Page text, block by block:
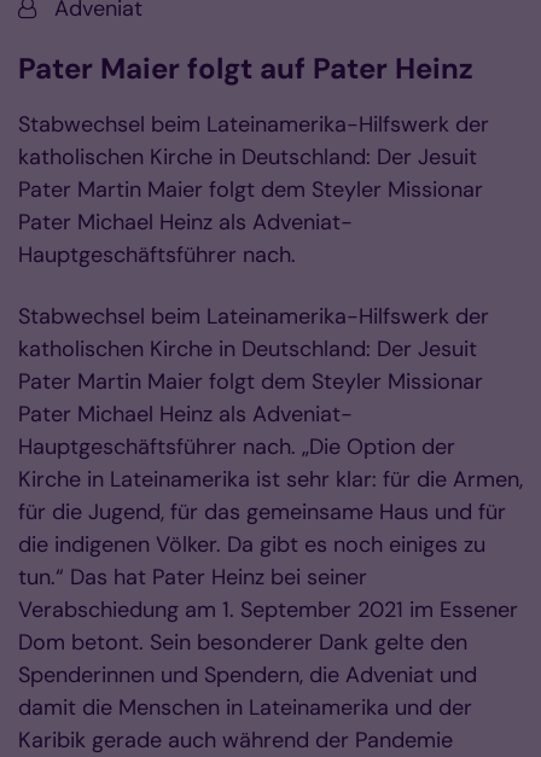
Von:Adveniat
Pater Maier folgt auf Pater Heinz
Stabwechsel beim Lateinamerika-Hilfswerk der
katholischen Kirche in Deutschland: Der Jesuit
Pater Martin Maier folgt dem Steyler Missionar
Pater Michael Heinz als Adveniat-
Hauptgeschäftsführer nach.
Stabwechsel beim Lateinamerika-Hilfswerk der
katholischen Kirche in Deutschland: Der Jesuit
Pater Martin Maier folgt dem Steyler Missionar
Pater Michael Heinz als Adveniat-
Hauptgeschäftsführer nach. „Die Option der
Kirche in Lateinamerika ist sehr klar: für die Armen,
für die Jugend, für das gemeinsame Haus und für
die indigenen Völker. Da gibt es noch einiges zu
tun.“ Das hat Pater Heinz bei seiner
Verabschiedung am 1. September 2021 im Essener
Dom betont. Sein besonderer Dank gelte den
Spenderinnen und Spendern, die Adveniat und
damit die Menschen in Lateinamerika und der
Karibik gerade auch während der Pandemie